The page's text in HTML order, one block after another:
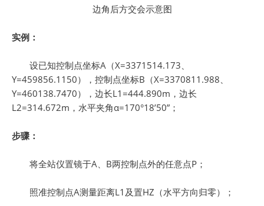
边角后方交会示意图
实例：
设已知控制点坐标A（X=3371514.173、
Y=459856.1150），控制点坐标B（X=3370811.988、
Y=460138.7470），边长L1=444.890m，边长
L2=314.672m，水平夹角α=170°18’50”；
步骤：
将全站仪置镜于A、B两控制点外的任意点P；
照准控制点A测量距离L1及置HZ（水平方向归零）；